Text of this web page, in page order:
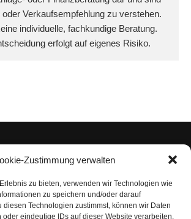
Zustimmung verwalten
zu bieten, verwenden wir Technologien wie
zu speichern und/oder darauf
diesen Technologien zustimmst, können wir Daten
oder eindeutige IDs auf dieser Website verarbeiten.
Verkaufsempfehlung zu verstehen.
individuelle, fachkundige Beratung.
erfolgt auf eigenes Risiko.